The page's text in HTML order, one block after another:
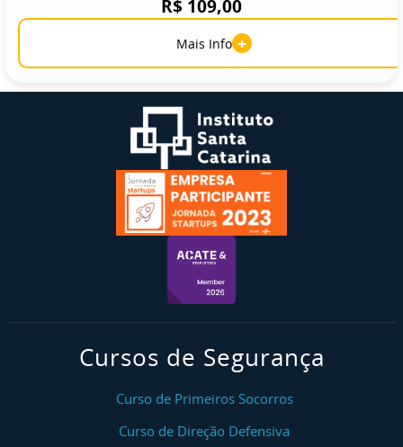
R$ 109,00
Mais Info +
Cursos de Segurança
Curso de Primeiros Socorros
Curso de Direção Defensiva